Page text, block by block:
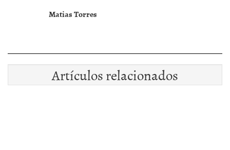
Matias Torres
Artículos relacionados